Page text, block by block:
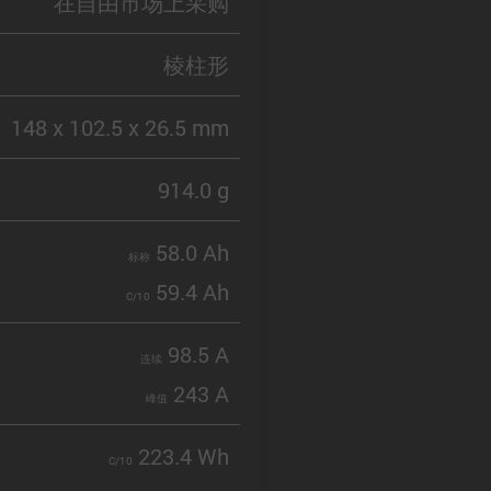
棱柱形
148 x 102.5 x 26.5 mm
914.0 g
标称 58.0 Ah
C/10 59.4 Ah
连续 98.5 A
峰值 243 A
C/10 223.4 Wh